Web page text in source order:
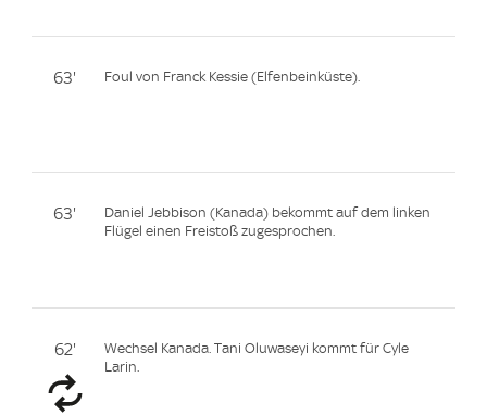
63' Foul von Franck Kessie (Elfenbeinküste).
63'
Daniel Jebbison (Kanada) bekommt auf dem linken
Flügel einen Freistoß zugesprochen.
62'
Wechsel Kanada. Tani Oluwaseyi kommt für Cyle
Larin.